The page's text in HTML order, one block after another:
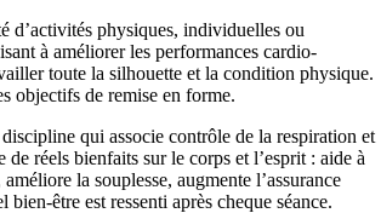
d’activités physiques, individuelles ou
à améliorer les performances cardio-
toute la silhouette et la condition physique.
objectifs de remise en forme.
qui associe contrôle de la respiration et
de réels bienfaits sur le corps et l’esprit : aide à
la souplesse, augmente l’assurance
être est ressenti après cheque séance.